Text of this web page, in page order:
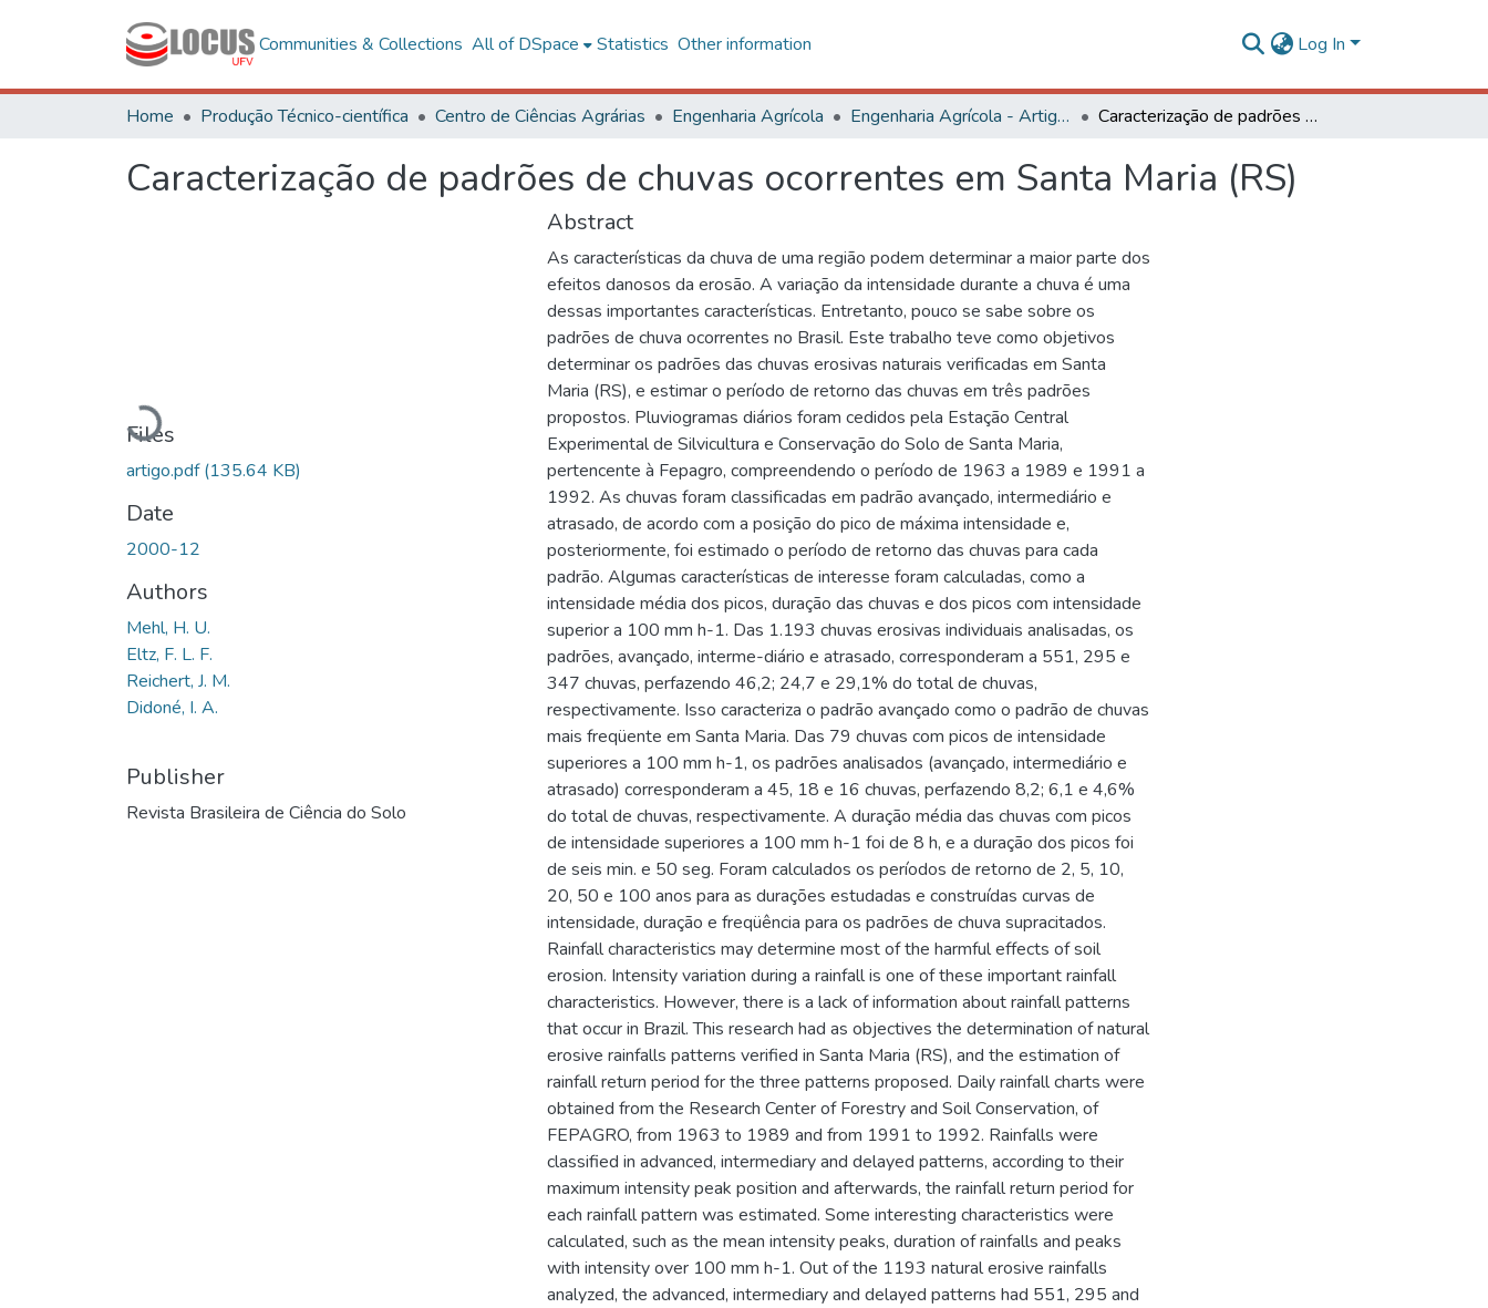
Communities & Collections All of DSpace Statistics Other information Log In
Home Produção Técnico-científica Centro de Ciências Agrárias Engenharia Agrícola Engenharia Agrícola - Artigos Caracterização de padrões de chuvas ocorrentes em Santa Maria (RS)
Caracterização de padrões de chuvas ocorrentes em Santa Maria (RS)
Loading...
Files
artigo.pdf(135.64 KB)
Date
2000-12
Authors
Mehl, H. U.
Eltz, F. L. F.
Reichert, J. M.
Didoné, I. A.
Publisher
Revista Brasileira de Ciência do Solo
Abstract
As características da chuva de uma região podem determinar a maior parte dos
efeitos danosos da erosão. A variação da intensidade durante a chuva é uma
dessas importantes características. Entretanto, pouco se sabe sobre os
padrões de chuva ocorrentes no Brasil. Este trabalho teve como objetivos
determinar os padrões das chuvas erosivas naturais verificadas em Santa
Maria (RS), e estimar o período de retorno das chuvas em três padrões
propostos. Pluviogramas diários foram cedidos pela Estação Central
Experimental de Silvicultura e Conservação do Solo de Santa Maria,
pertencente à Fepagro, compreendendo o período de 1963 a 1989 e 1991 a
1992. As chuvas foram classificadas em padrão avançado, intermediário e
atrasado, de acordo com a posição do pico de máxima intensidade e,
posteriormente, foi estimado o período de retorno das chuvas para cada
padrão. Algumas características de interesse foram calculadas, como a
intensidade média dos picos, duração das chuvas e dos picos com intensidade
superior a 100 mm h-1. Das 1.193 chuvas erosivas individuais analisadas, os
padrões, avançado, interme-diário e atrasado, corresponderam a 551, 295 e
347 chuvas, perfazendo 46,2; 24,7 e 29,1% do total de chuvas,
respectivamente. Isso caracteriza o padrão avançado como o padrão de chuvas
mais freqüente em Santa Maria. Das 79 chuvas com picos de intensidade
superiores a 100 mm h-1, os padrões analisados (avançado, intermediário e
atrasado) corresponderam a 45, 18 e 16 chuvas, perfazendo 8,2; 6,1 e 4,6%
do total de chuvas, respectivamente. A duração média das chuvas com picos
de intensidade superiores a 100 mm h-1 foi de 8 h, e a duração dos picos foi
de seis min. e 50 seg. Foram calculados os períodos de retorno de 2, 5, 10,
20, 50 e 100 anos para as durações estudadas e construídas curvas de
intensidade, duração e freqüência para os padrões de chuva supracitados.
Rainfall characteristics may determine most of the harmful effects of soil
erosion. Intensity variation during a rainfall is one of these important rainfall
characteristics. However, there is a lack of information about rainfall patterns
that occur in Brazil. This research had as objectives the determination of natural
erosive rainfalls patterns verified in Santa Maria (RS), and the estimation of
rainfall return period for the three patterns proposed. Daily rainfall charts were
obtained from the Research Center of Forestry and Soil Conservation, of
FEPAGRO, from 1963 to 1989 and from 1991 to 1992. Rainfalls were
classified in advanced, intermediary and delayed patterns, according to their
maximum intensity peak position and afterwards, the rainfall return period for
each rainfall pattern was estimated. Some interesting characteristics were
calculated, such as the mean intensity peaks, duration of rainfalls and peaks
with intensity over 100 mm h-1. Out of the 1193 natural erosive rainfalls
analyzed, the advanced, intermediary and delayed patterns had 551, 295 and